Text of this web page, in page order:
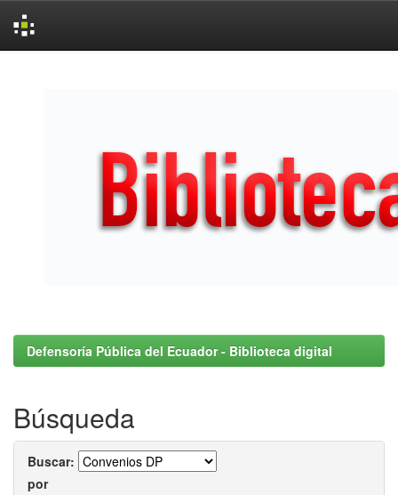
Defensoría Pública del Ecuador - Biblioteca digital
Búsqueda
Buscar:
por